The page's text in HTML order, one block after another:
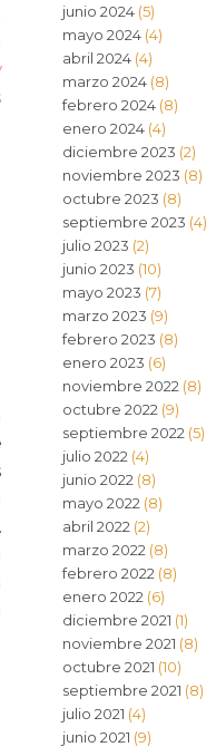
junio 2024(5)
mayo 2024(4)
abril 2024(4)
marzo 2024(8)
febrero 2024(8)
enero 2024(4)
diciembre 2023 (2)
noviembre 2023 (8)
octubre 2023 (8)
septiembre 2023 (4)
julio 2023 (2)
junio 2023 (10)
mayo 2023 (7)
marzo 2023 (9)
febrero 2023 (8)
enero 2023 (6)
noviembre 2022 (8)
octubre 2022 (9)
septiembre 2022 (5)
julio 2022 (4)
junio 2022 (8)
mayo 2022 (8)
abril 2022 (2)
marzo 2022 (8)
febrero 2022 (8)
enero 2022 (6)
diciembre 2021 (1)
noviembre 2021 (8)
octubre 2021 (10)
septiembre 2021 (8)
julio 2021 (4)
junio 2021 (9)